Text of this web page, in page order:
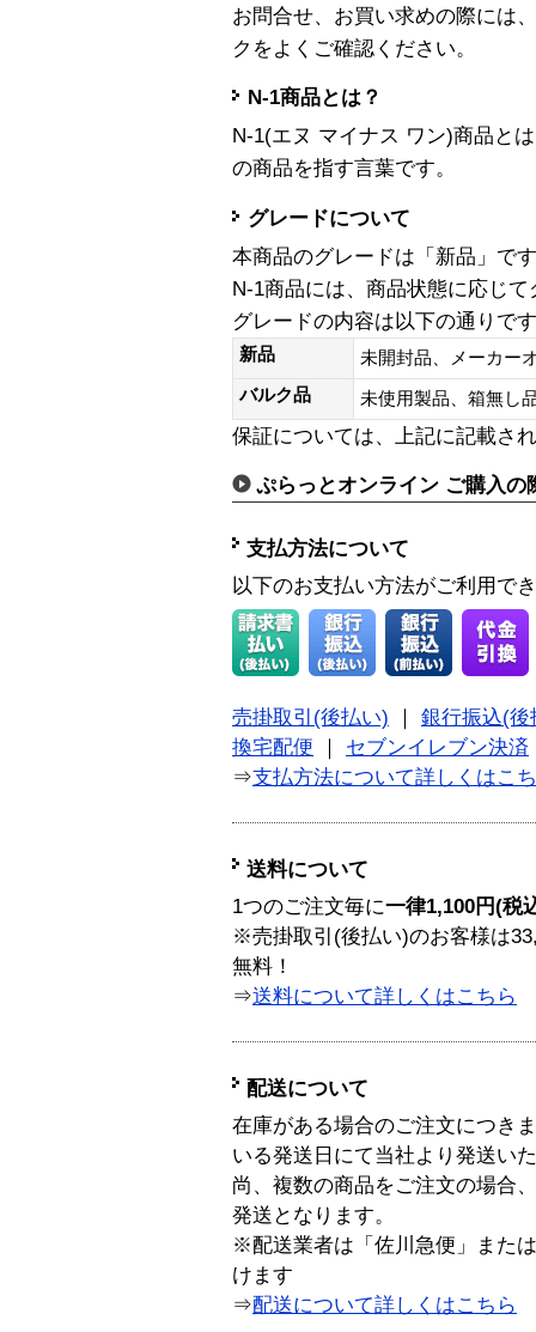
お問合せ、お買い求めの際には
クをよくご確認ください。
N-1商品とは？
N-1(エヌ マイナス ワン)商品と
の商品を指す言葉です。
グレードについて
本商品のグレードは「新品」です
N-1商品には、商品状態に応じ
グレードの内容は以下の通りで
新品
未開封品、メーカー
バルク品
未使用製品、箱無
保証については、上記に記載さ
ぷらっとオンライン ご購入の
支払方法について
以下のお支払い方法がご利用で
売掛取引(後払い)
銀行振込(後
換宅配便
セブンイレブン決済
⇒支払方法について詳しくはこ
送料について
1つのご注文毎に一律1,100円(税
※売掛取引(後払い)のお客様は
無料！
⇒送料について詳しくはこちら
配送について
在庫がある場合のご注文につき
いる発送日にて当社より発送い
尚、複数の商品をご注文の場合
発送となります。
※配送業者は「佐川急便」また
けます
⇒配送について詳しくはこちら